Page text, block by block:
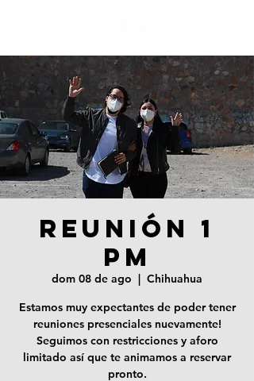
REUNIÓN 1
PM
dom 08 de ago
  |
Chihuahua
Estamos muy expectantes de poder tener
reuniones presenciales nuevamente!
Seguimos con restricciones y aforo
limitado así que te animamos a reservar
pronto.